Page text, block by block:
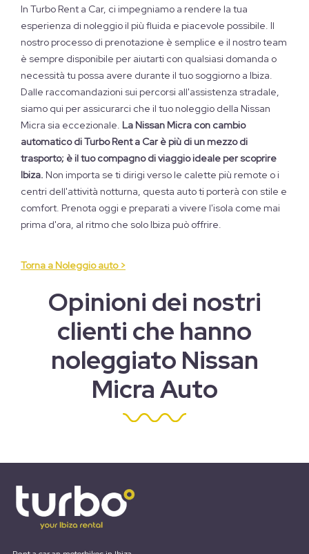
In Turbo Rent a Car, ci impegniamo a rendere la tua
esperienza di noleggio il più fluida e piacevole possibile. Il
nostro processo di prenotazione è semplice e il nostro team
è sempre disponibile per aiutarti con qualsiasi domanda o
necessità tu possa avere durante il tuo soggiorno a Ibiza.
Dalle raccomandazioni sui percorsi all'assistenza stradale,
siamo qui per assicurarci che il tuo noleggio della Nissan
Micra sia eccezionale. La Nissan Micra con cambio
automatico di Turbo Rent a Car è più di un mezzo di
trasporto; è il tuo compagno di viaggio ideale per scoprire
Ibiza. Non importa se ti dirigi verso le calette più remote o i
centri dell'attività notturna, questa auto ti porterà con stile e
comfort. Prenota oggi e preparati a vivere l'isola come mai
prima d'ora, al ritmo che solo Ibiza può offrire.
Torna a Noleggio auto >
Opinioni dei nostri
clienti che hanno
noleggiato Nissan
Micra Auto